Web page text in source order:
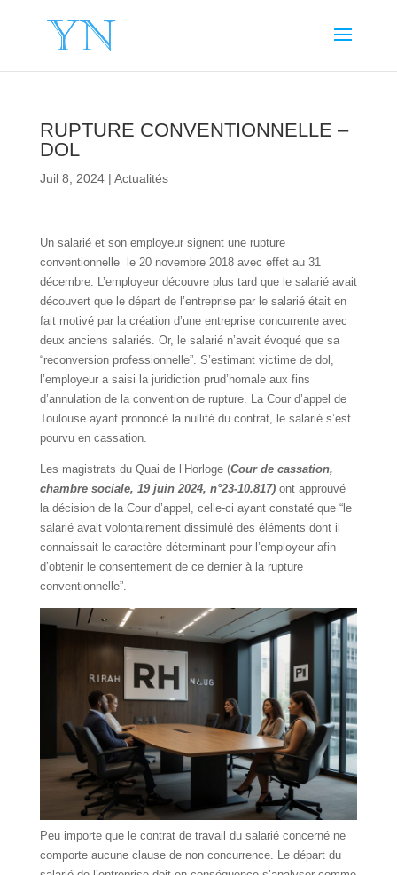
RUPTURE CONVENTIONNELLE –
DOL
Juil 8, 2024| Actualités
Un salarié et son employeur signent une rupture
conventionnelle le 20 novembre 2018 avec effet au 31
décembre. L’employeur découvre plus tard que le salarié avait
découvert que le départ de l’entreprise par le salarié était en
fait motivé par la création d’une entreprise concurrente avec
deux anciens salariés. Or, le salarié n’avait évoqué que sa
“reconversion professionnelle”. S’estimant victime de dol,
l’employeur a saisi la juridiction prud’homale aux fins
d’annulation de la convention de rupture. La Cour d’appel de
Toulouse ayant prononcé la nullité du contrat, le salarié s’est
pourvu en cassation.
Les magistrats du Quai de l’Horloge (Cour de cassation,
chambre sociale, 19 juin 2024, n°23-10.817)ont approuvé
la décision de la Cour d’appel, celle-ci ayant constaté que “le
salarié avait volontairement dissimulé des éléments dont il
connaissait le caractère déterminant pour l’employeur afin
d’obtenir le consentement de ce dernier à la rupture
conventionnelle”.
Peu importe que le contrat de travail du salarié concerné ne
comporte aucune clause de non concurrence. Le départ du